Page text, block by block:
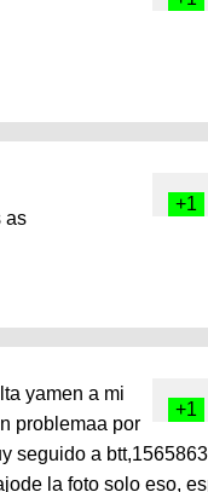
as
yamen a mi
problemaa por
seguido a
la foto solo eso,